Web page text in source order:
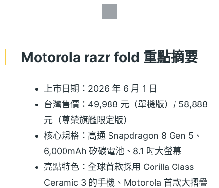
Motorola razr fold 重點摘要
上市日期：2026 年 6 月 1 日
台灣售價：49,988 元（單機版）/ 58,888
元（尊榮旗艦限定版）
核心規格：高通 Snapdragon 8 Gen 5、
6,000mAh 矽碳電池、8.1 吋大螢幕
亮點特色：全球首款採用 Gorilla Glass
Ceramic 3 的手機、Motorola 首款大摺疊